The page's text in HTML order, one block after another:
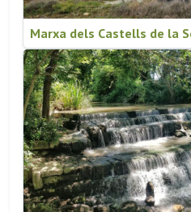
Marxa dels Castells de la